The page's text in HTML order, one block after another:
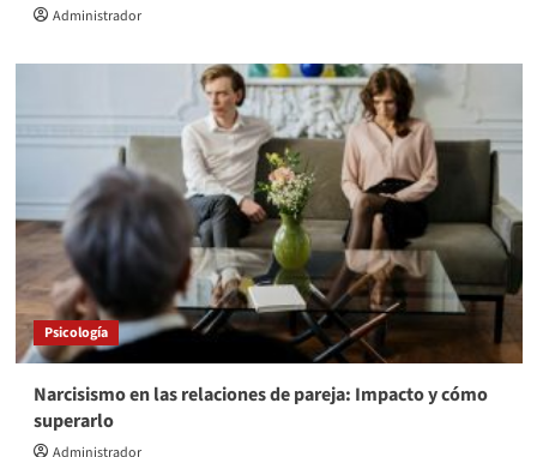
Administrador
Psicología
Narcisismo en las relaciones de pareja: Impacto y cómo
superarlo